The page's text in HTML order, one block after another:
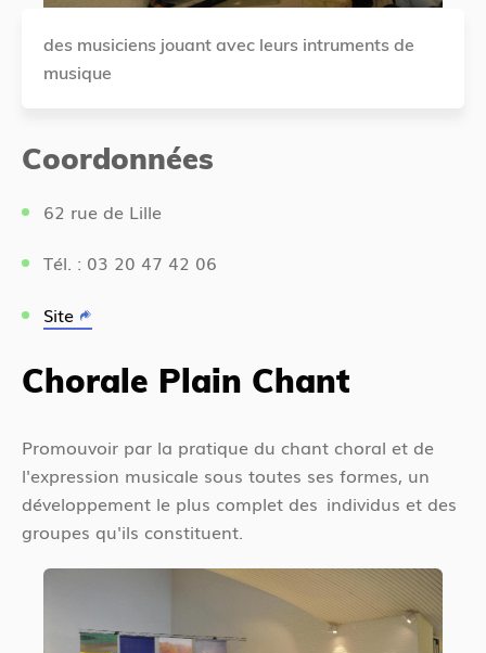
des musiciens jouant avec leurs intruments de
musique
Coordonnées
62 rue de Lille
Tél. : 03 20 47 42 06
Site
Chorale Plain Chant
Promouvoir par la pratique du chant choral et de
l'expression musicale sous toutes ses formes, un
développement le plus complet des individus et des
groupes qu'ils constituent.